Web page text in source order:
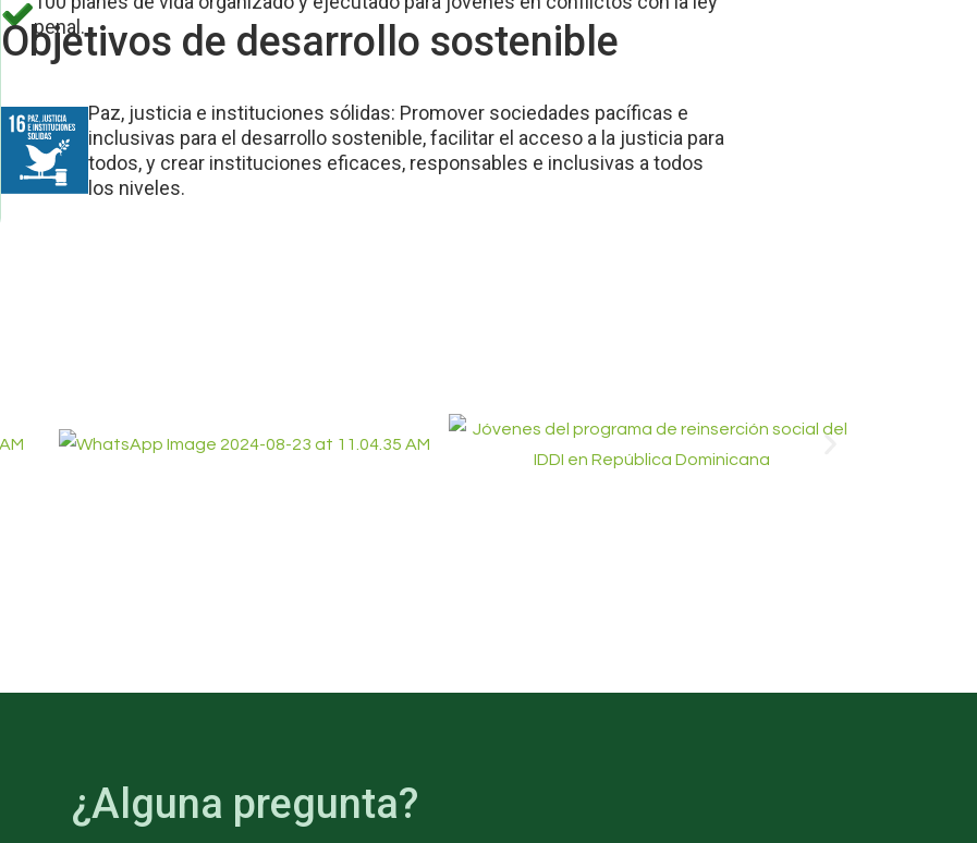
penal.
Objetivos de desarrollo sostenible
Paz, justicia e instituciones sólidas: Promover sociedades pacíficas e
inclusivas para el desarrollo sostenible, facilitar el acceso a la justicia para
todos, y crear instituciones eficaces, responsables e inclusivas a todos
los niveles.
¿Alguna pregunta?